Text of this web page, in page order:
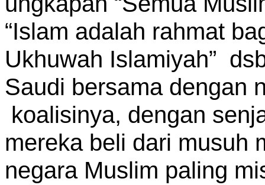
“Islam adalah rahmat
Ukhuwah Islamiyah”
Saudi bersama dengan
koalisinya, dengan
mereka beli dari musuh
negara Muslim paling